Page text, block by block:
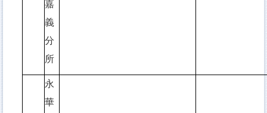
嘉
義
分
所
永
華